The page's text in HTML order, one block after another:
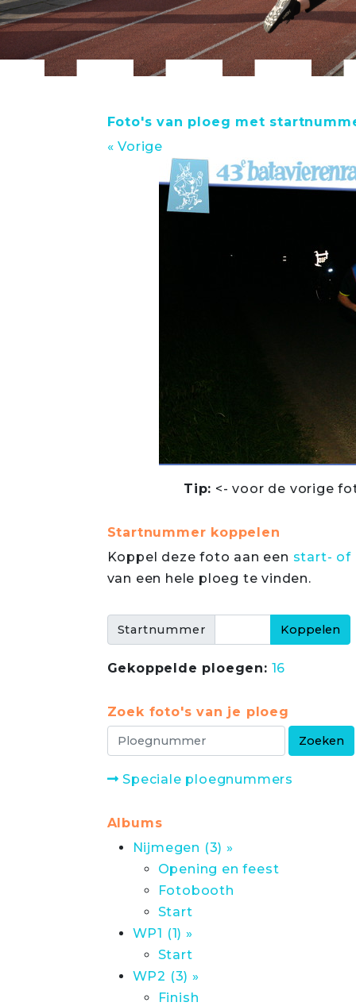
Foto's van ploeg met
« Vorige
Tip: <- voor de vorige
Startnummer koppelen
Koppel deze foto aan een start- of
van een hele ploeg te vinden.
Startnummer
Gekoppelde ploegen: 16
Zoek foto's van je ploeg
Speciale ploegnummers
Albums
Nijmegen (3) »
Opening en feest
Fotobooth
Start
WP1 (1) »
Start
WP2 (3) »
Finish